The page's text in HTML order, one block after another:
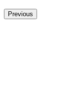
Previous